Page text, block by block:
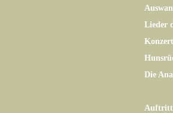
Lieder
Die